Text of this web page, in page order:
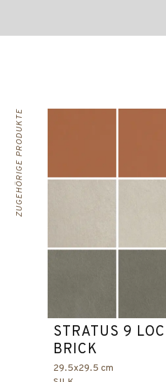
ZUGEHÖRIGE PRODUKTE
STRATUS 9
BRICK
29.5x29.5 cm